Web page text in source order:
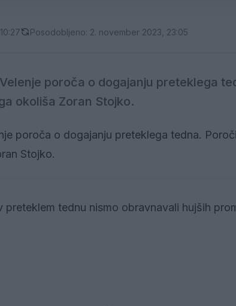
Posodobljeno: 2. november 2023, 23:05
poroča o dogajanju preteklega
okoliša Zoran Stojko.
poroča o dogajanju preteklega tedna.
Stojko.
preteklem tednu nismo obravnavali hujših